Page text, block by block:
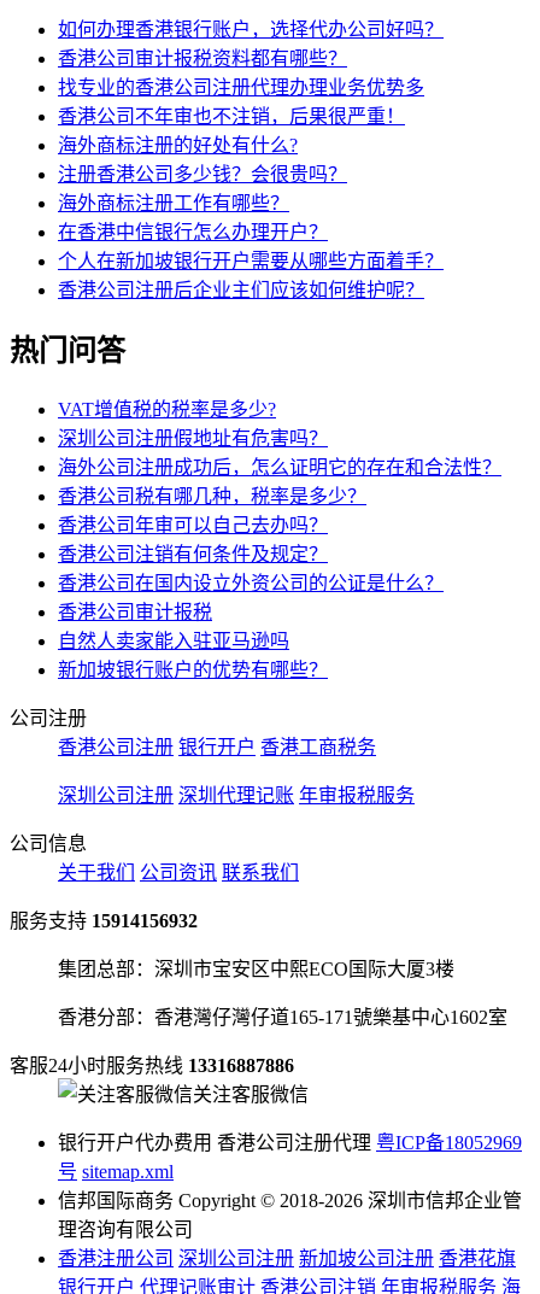
如何办理香港银行账户，选择代办公司好吗？
香港公司审计报税资料都有哪些？
找专业的香港公司注册代理办理业务优势多
香港公司不年审也不注销，后果很严重！
海外商标注册的好处有什么?
注册香港公司多少钱？会很贵吗？
海外商标注册工作有哪些？
在香港中信银行怎么办理开户？
个人在新加坡银行开户需要从哪些方面着手？
香港公司注册后企业主们应该如何维护呢？
热门问答
VAT增值税的税率是多少?
深圳公司注册假地址有危害吗？
海外公司注册成功后，怎么证明它的存在和合法性？
香港公司税有哪几种，税率是多少？
香港公司年审可以自己去办吗？
香港公司注销有何条件及规定？
香港公司在国内设立外资公司的公证是什么？
香港公司审计报税
自然人卖家能入驻亚马逊吗
新加坡银行账户的优势有哪些？
公司注册
香港公司注册 银行开户 香港工商税务
深圳公司注册 深圳代理记账 年审报税服务
公司信息
关于我们
公司资讯 联系我们
服务支持 15914156932
集团总部：深圳市宝安区中熙ECO国际大厦3楼
香港分部：香港灣仔灣仔道165-171號樂基中心1602室
客服24小时服务热线 13316887886
关注客服微信
银行开户代办费用 香港公司注册代理 粤ICP备18052969
号 sitemap.xml
信邦国际商务 Copyright © 2018-2026 深圳市信邦企业管
理咨询有限公司
香港注册公司 深圳公司注册 新加坡公司注册 香港花旗
银行开户 代理记账审计 香港公司注销 年审报税服务 海